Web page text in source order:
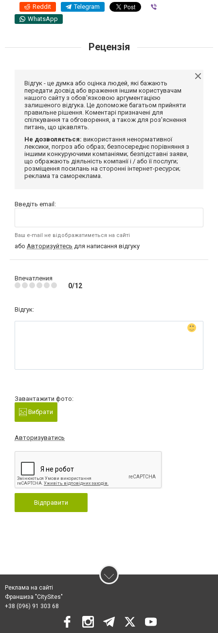
Reddit Telegram
WhatsApp
Рецензія
Відгук - це думка або оцінка людей, які бажають
передати досвід або враження іншим користувачам
нашого сайту з обов'язковою аргументацією
залишеного відгука. Це допоможе багатьом прийняти
правильне рішення. Коментарі призначені для
спілкування та обговорення, а також для роз'яснення
питань, що цікавлять.
Не дозволяється: використання ненормативної
лексики, погроз або образ; безпосереднє порівняння з
іншими конкуруючими компаніями; безпідставні заяви,
що ображають діяльність компанії і / або її послуги;
розміщення посилань на сторонні інтернет-ресурси;
реклама та самореклама.
Введіть email:
Ваш e-mail не відображатиметься на сайті
або Авторизуйтесь для написання відгуку
Впечатления
0/12
Відгук:
Завантажити фото:
Вибрати
Авторизуватись
Відправити
Реклама на сайті
Франшиза "CitySites"
+38 (096) 91 303 68